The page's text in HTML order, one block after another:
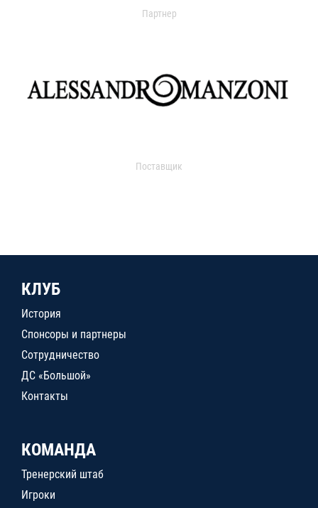
Партнер
Поставщик
КЛУБ
История
Спонсоры и партнеры
Сотрудничество
ДС «Большой»
Контакты
КОМАНДА
Тренерский штаб
Игроки